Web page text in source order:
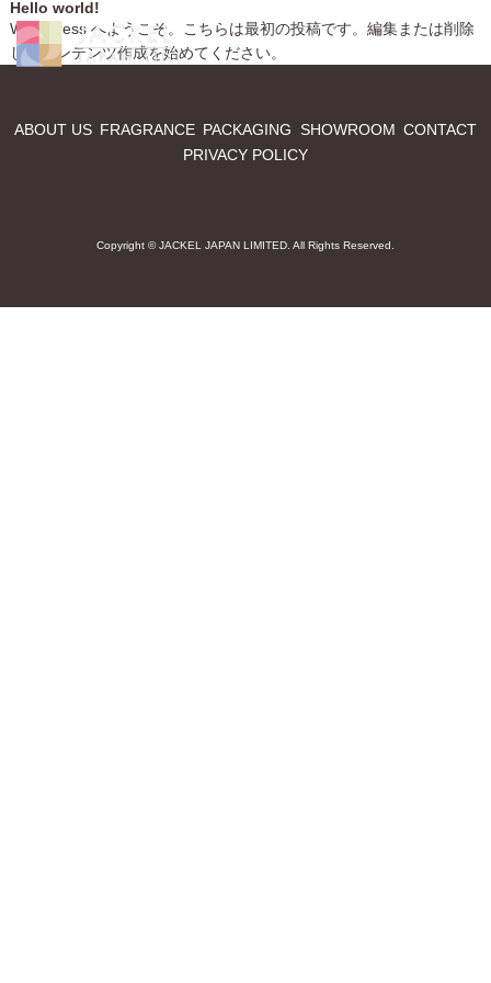
Hello world!
WordPress へようこそ。こちらは最初の投稿です。編集または削除
し、コンテンツ作成を始めてください。
ABOUT US FRAGRANCE PACKAGING SHOWROOM CONTACT
PRIVACY POLICY
Copyright © JACKEL JAPAN LIMITED. All Rights Reserved.